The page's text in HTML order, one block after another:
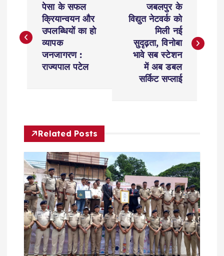
s
a
v
g
a
t
पेसा के सफल
क्रियान्वयन और
उपलब्धियों का हो
व्यापक
जनजागरण :
राज्यपाल पटेल
जबलपुर के
विद्युत नेटवर्क को
मिली नई
सुदृढ़ता, विनोबा
भावे सब स्टेशन
में अब डबल
सर्किट सप्लाई
Related Posts